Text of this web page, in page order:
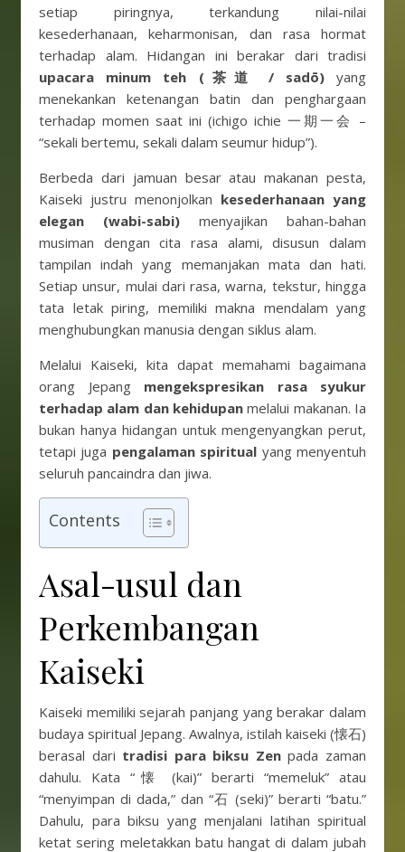
setiap piringnya, terkandung nilai-nilai
kesederhanaan, keharmonisan, dan rasa hormat
terhadap alam. Hidangan ini berakar dari tradisi
upacara minum teh (茶道 / sadō) yang
menekankan ketenangan batin dan penghargaan
terhadap momen saat ini (ichigo ichie 一期一会 –
“sekali bertemu, sekali dalam seumur hidup”).
Berbeda dari jamuan besar atau makanan pesta,
Kaiseki justru menonjolkan kesederhanaan yang
elegan (wabi-sabi) menyajikan bahan-bahan
musiman dengan cita rasa alami, disusun dalam
tampilan indah yang memanjakan mata dan hati.
Setiap unsur, mulai dari rasa, warna, tekstur, hingga
tata letak piring, memiliki makna mendalam yang
menghubungkan manusia dengan siklus alam.
Melalui Kaiseki, kita dapat memahami bagaimana
orang Jepang mengekspresikan rasa syukur
terhadap alam dan kehidupanmelalui makanan. Ia
bukan hanya hidangan untuk mengenyangkan perut,
tetapi juga pengalaman spiritual yang menyentuh
seluruh pancaindra dan jiwa.
Contents
Asal-usul dan
Perkembangan
Kaiseki
Kaiseki memiliki sejarah panjang yang berakar dalam
budaya spiritual Jepang. Awalnya, istilah kaiseki (懐石)
berasal dari tradisi para biksu Zenpada zaman
dahulu. Kata “懐 (kai)” berarti “memeluk” atau
“menyimpan di dada,” dan “石 (seki)” berarti “batu.”
Dahulu, para biksu yang menjalani latihan spiritual
ketat sering meletakkan batu hangat di dalam jubah